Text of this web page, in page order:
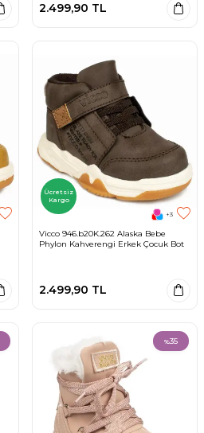
2.499,90 TL
Ücretsiz
Kargo
+3
Vicco 946.b20K.262 Alaska Bebe
Phylon Kahverengi Erkek Çocuk Bot
2.499,90 TL
%35